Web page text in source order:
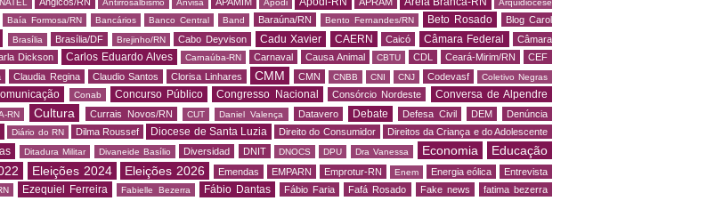
Antirrosalbismo Anvisa Apodi
Arquidiocese
Baía Formosa/RN Bancários Banco Central Band Baraúna/RN Bento Fernandes/RN Beto Rosado
Blog Carol
Brasília Brasília/DF Brejinho/RN Cabo Deyvison Cadu Xavier CAERN Caicó Câmara Federal
Câmara
Dickson Carlos Eduardo Alves Carnaúba-RN Carnaval Causa Animal CBTU CDL Ceará-Mirim/RN CEF
Claudia Regina Claudio Santos Clorisa Linhares CMM CMN CNBB CNI CNJ Codevasf Coletivo Negras
Conab Concurso Público Congresso Nacional Consórcio Nordeste Conversa de Alpendre
RN Cultura Currais Novos/RN CUT Daniel Valença Datavero Debate Defesa Civil DEM Denúncia
Diário do RN Dilma Roussef Diocese de Santa Luzia Direito do Consumidor Direitos da Criança e do Adolescente
Ditadura Militar Divaneide Basílio Diversidad DNIT DNOCS DPU Dra Vanessa Economia Educação
Eleições 2024 Eleições 2026 Emendas EMPARN Emprotur-RN Enem Energia eólica Entrevista
Ezequiel Ferreira Fabielle Bezerra Fábio Dantas Fábio Faria Fafá Rosado Fake news fatima bezerra